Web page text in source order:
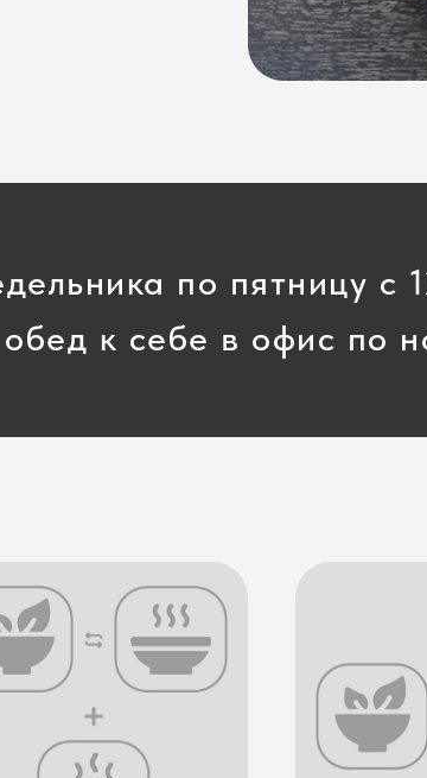
по пятницу с
к себе в офис по